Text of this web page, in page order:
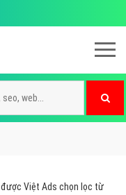
được Việt Ads chọn lọc từ